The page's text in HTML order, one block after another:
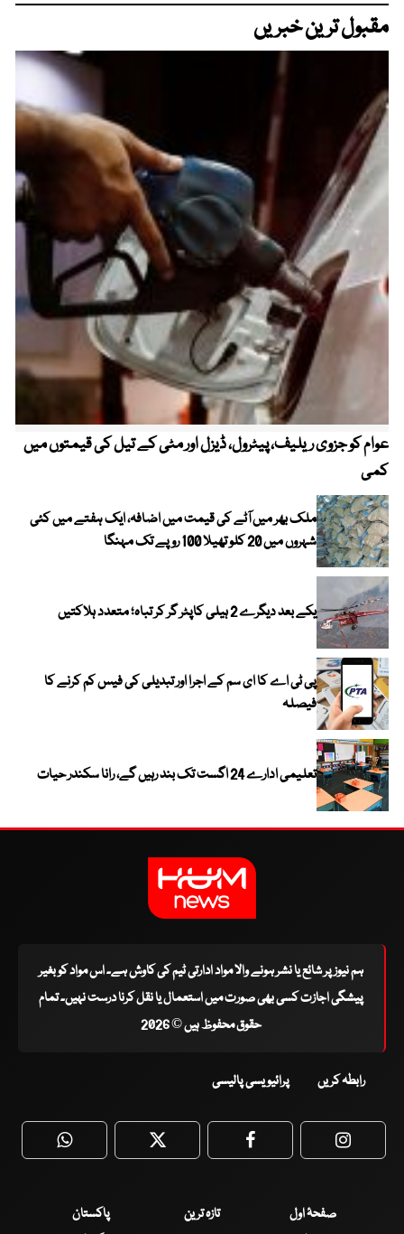
مقبول ترین خبریں
عوام کو جزوی ریلیف، پیٹرول، ڈیزل اور مٹی کے تیل کی قیمتوں میں
کمی
ملک بھر میں آٹے کی قیمت میں اضافہ، ایک ہفتے میں کئی
شہروں میں 20 کلو تھیلا 100 روپے تک مہنگا
یکے بعد دیگرے 2 ہیلی کاپٹر گر کر تباہ؛ متعدد ہلاکتیں
پی ٹی اے کا ای سم کے اجرا اور تبدیلی کی فیس کم کرنے کا
فیصلہ
تعلیمی ادارے 24 اگست تک بند رہیں گے، رانا سکندر حیات
ہم نیوز پر شائع یا نشر ہونے والا مواد ادارتی ٹیم کی کاوش ہے۔ اس مواد کو بغیر
پیشگی اجازت کسی بھی صورت میں استعمال یا نقل کرنا درست نہیں۔ تمام
حقوق محفوظ ہیں © 2026
رابطہ کریں پرائیویسی پالیسی
WhatsApp Twitter Facebook
صفحۂ اول تازہ ترین
پاکستان